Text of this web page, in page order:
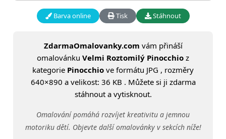
Barva online Tisk Stáhnout
ZdarmaOmalovanky.com vám přináší
omalovánku Velmi Roztomilý Pinocchio z
kategorie Pinocchio ve formátu JPG , rozměry
640×890 a velikost: 36 KB . Můžete si ji zdarma
stáhnout a vytisknout.
Omalování pomáhá rozvíjet kreativitu a jemnou
motoriku dětí. Objevte další omalovánky v sekcích níže!